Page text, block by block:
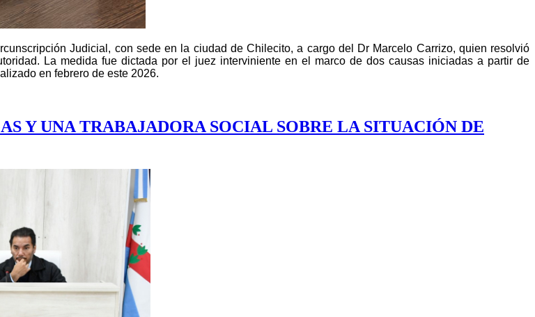
Judicial, con sede en la ciudad de Chilecito, a cargo del Dr Marcelo Carrizo, quien resolvió
La medida fue dictada por el juez interviniente en el marco de dos causas iniciadas a partir de
en febrero de este 2026.
Y UNA TRABAJADORA SOCIAL SOBRE LA SITUACIÓN DE